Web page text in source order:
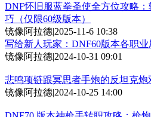
DNF怀旧服蓝拳圣使全方位攻略
巧（仅限60级版本）
镜像阿拉德|2025-11-6 10:38
写给新人玩家：DNF60版本各职
镜像阿拉德|2024-10-31 09:01
悲鸣项链跟冥思者手炮的反坦克炮
镜像阿拉德|2024-10-25 14:00